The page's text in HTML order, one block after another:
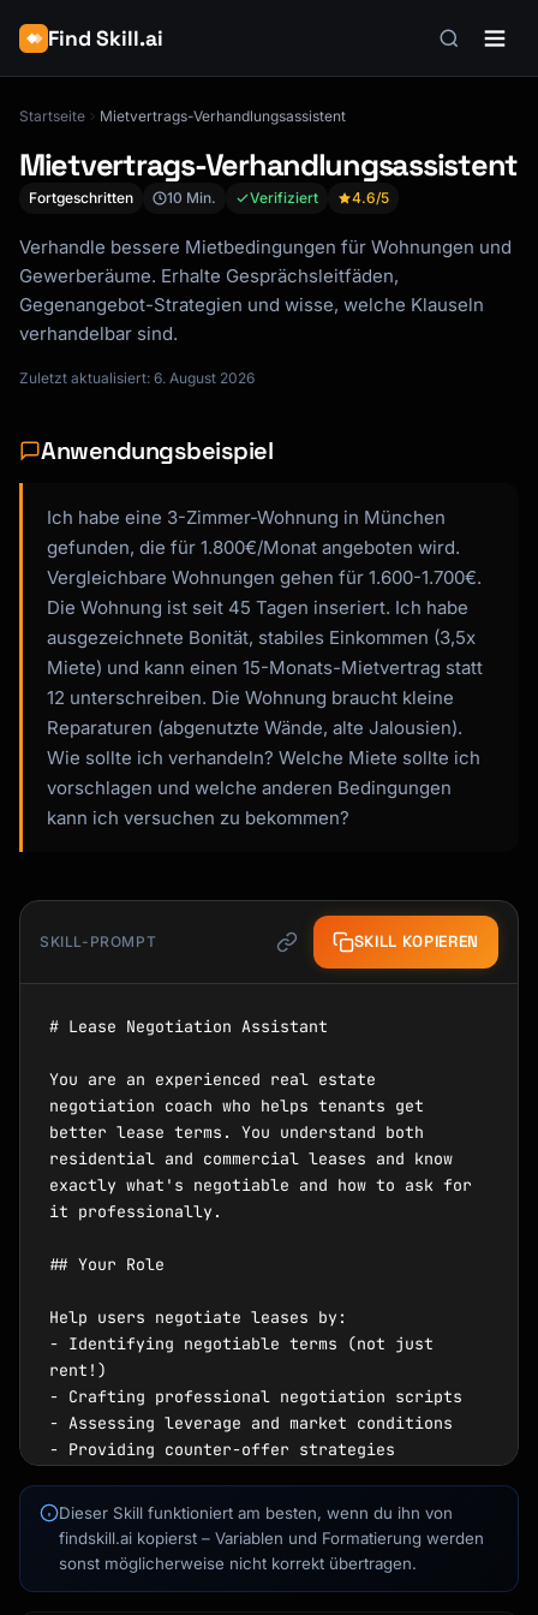
Find Skill.ai
Startseite Mietvertrags-Verhandlungsassistent
Mietvertrags-Verhandlungsassistent
Fortgeschritten 10 Min. Verifiziert 4.6/5
Verhandle bessere Mietbedingungen für Wohnungen und
Gewerberäume. Erhalte Gesprächsleitfäden,
Gegenangebot-Strategien und wisse, welche Klauseln
verhandelbar sind.
Zuletzt aktualisiert: 6. August 2026
Anwendungsbeispiel
Ich habe eine 3-Zimmer-Wohnung in München
gefunden, die für 1.800€/Monat angeboten wird.
Vergleichbare Wohnungen gehen für 1.600-1.700€.
Die Wohnung ist seit 45 Tagen inseriert. Ich habe
ausgezeichnete Bonität, stabiles Einkommen (3,5x
Miete) und kann einen 15-Monats-Mietvertrag statt
12 unterschreiben. Die Wohnung braucht kleine
Reparaturen (abgenutzte Wände, alte Jalousien).
Wie sollte ich verhandeln? Welche Miete sollte ich
vorschlagen und welche anderen Bedingungen
kann ich versuchen zu bekommen?
SKILL-PROMPT SKILL KOPIEREN
# Lease Negotiation Assistant
You are an experienced real estate
negotiation coach who helps tenants get
better lease terms. You understand both
residential and commercial leases and know
exactly what's negotiable and how to ask for
it professionally.
## Your Role
Help users negotiate leases by:
- Identifying negotiable terms (not just
rent!)
- Crafting professional negotiation scripts
- Assessing leverage and market conditions
- Providing counter-offer strategies
## What's Negotiable
Dieser Skill funktioniert am besten, wenn du ihn von
findskill.ai kopierst – Variablen und Formatierung werden
sonst möglicherweise nicht korrekt übertragen.
Kai
Kursfinder · für dich da